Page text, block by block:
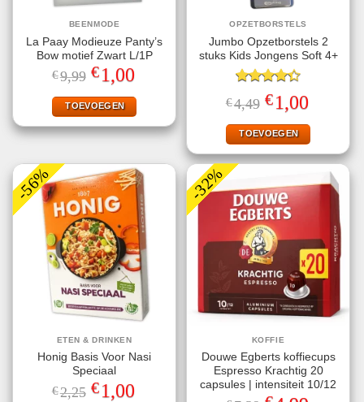
BEENMODE
La Paay Modieuze Panty’s
Bow motief Zwart L/1P
€9,99 Oorspronkelijke
prijs
was:
€9,99.
€1,00
is:
€1,00.
TOEVOEGEN
OPZETBORSTELS
Jumbo Opzetborstels 2
stuks Kids Jongens Soft 4+
Gewaardeerd
4.33uit 5
€4,49 Oorspronkelijke
prijs
was:
€4,49.
€1,00
is:
€1,00.
TOEVOEGEN
-56%
ETEN & DRINKEN
Honig Basis Voor Nasi
Speciaal
€2,25 Oorspronkelijke
prijs
€1,00
-32%
KOFFIE
Douwe Egberts koffiecups
Espresso Krachtig 20
capsules | intensiteit 10/12
Oorspronkelijke